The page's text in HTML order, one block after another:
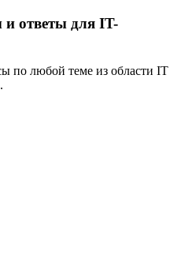
ответы для IT-
по любой теме из области IT